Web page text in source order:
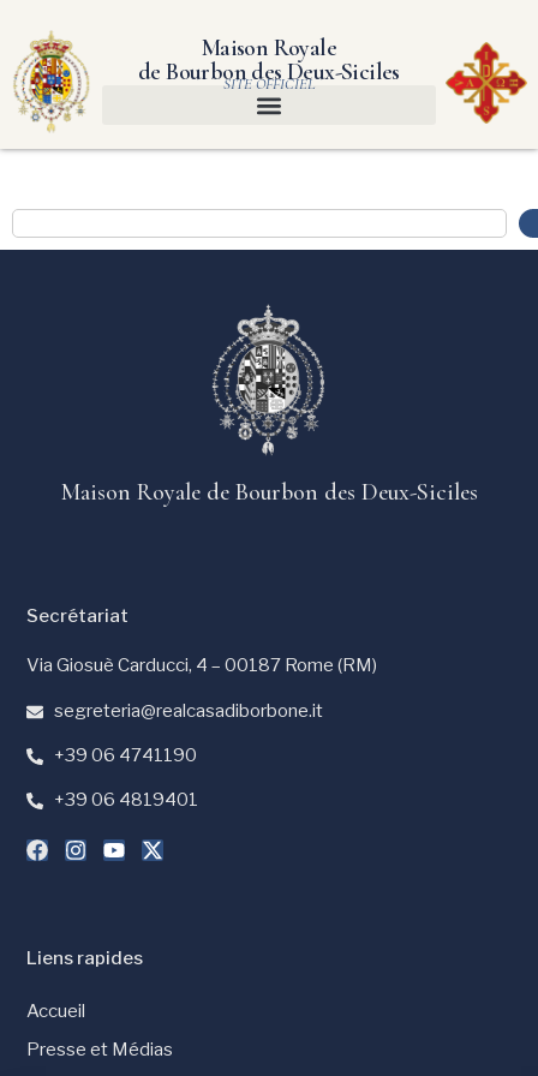
Maison Royale
de Bourbon des Deux-Siciles
SITE OFFICIEL
Maison Royale de Bourbon des Deux-Siciles
Liens rapides
Accueil
Presse et Médias
Secrétariat
Via Giosuè Carducci, 4 – 00187 Rome (RM)
segreteria@realcasadiborbone.it
+39 06 4741190
+39 06 4819401